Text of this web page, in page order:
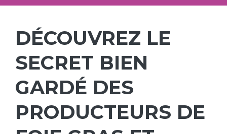
DÉCOUVREZ LE
SECRET BIEN
GARDÉ DES
PRODUCTEURS DE